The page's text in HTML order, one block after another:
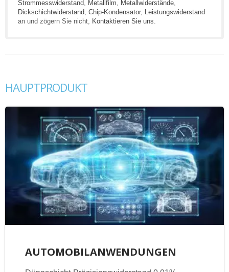
Strommesswiderstand, Metallfilm, Metallwiderstände,
Dickschichtwiderstand, Chip-Kondensator, Leistungswiderstand
an und zögern Sie nicht, Kontaktieren Sie uns.
HAUPTPRODUKT
AUTOMOBILANWENDUNGEN